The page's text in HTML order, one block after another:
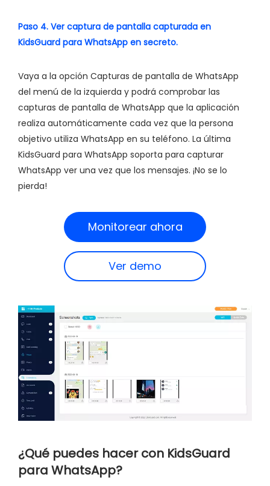
Paso 4. Ver captura de pantalla capturada en
KidsGuard para WhatsApp en secreto.
Vaya a la opción Capturas de pantalla de WhatsApp
del menú de la izquierda y podrá comprobar las
capturas de pantalla de WhatsApp que la aplicación
realiza automáticamente cada vez que la persona
objetivo utiliza WhatsApp en su teléfono. La última
KidsGuard para WhatsApp soporta para capturar
WhatsApp ver una vez que los mensajes. ¡No se lo
pierda!
Monitorear ahora
Ver demo
¿Qué puedes hacer con KidsGuard
para WhatsApp?